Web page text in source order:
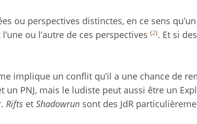
ou perspectives distinctes, en ce sens
ou l’autre de ces perspectives (2). Et si des
implique un conflit qu’il a une chance de
PNJ, mais le ludiste peut aussi être un
Rifts et Shadowrun sont des JdR